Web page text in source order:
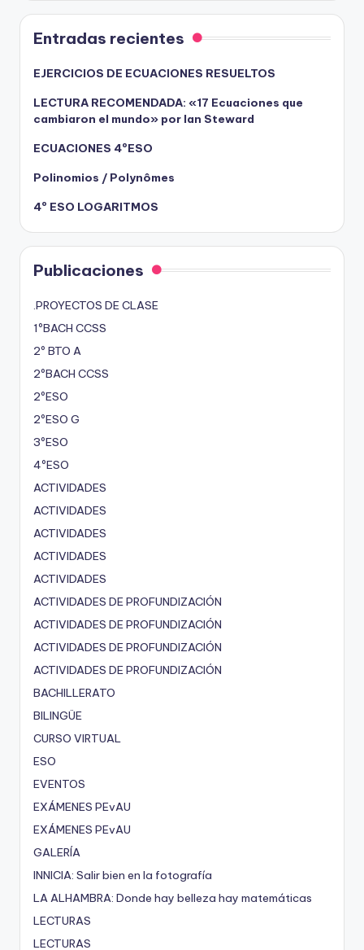
Entradas recientes
EJERCICIOS DE ECUACIONES RESUELTOS
LECTURA RECOMENDADA: «17 Ecuaciones que
cambiaron el mundo» por Ian Steward
ECUACIONES 4ºESO
Polinomios / Polynômes
4º ESO LOGARITMOS
Publicaciones
.PROYECTOS DE CLASE
1ºBACH CCSS
2º BTO A
2ºBACH CCSS
2ºESO
2ºESO G
3ºESO
4ºESO
ACTIVIDADES
ACTIVIDADES
ACTIVIDADES
ACTIVIDADES
ACTIVIDADES
ACTIVIDADES DE PROFUNDIZACIÓN
ACTIVIDADES DE PROFUNDIZACIÓN
ACTIVIDADES DE PROFUNDIZACIÓN
ACTIVIDADES DE PROFUNDIZACIÓN
BACHILLERATO
BILINGÜE
CURSO VIRTUAL
ESO
EVENTOS
EXÁMENES PEvAU
EXÁMENES PEvAU
GALERÍA
INNICIA: Salir bien en la fotografía
LA ALHAMBRA: Donde hay belleza hay matemáticas
LECTURAS
LECTURAS